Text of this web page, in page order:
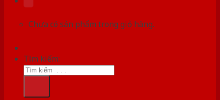
Chưa có sản phẩm trong giỏ hàng.
Tìm kiếm: